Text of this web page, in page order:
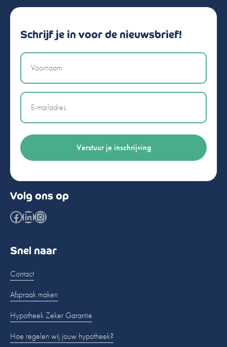
Schrijf je in voor de nieuwsbrief!
Naam
Email
Volg ons op
Facebook
LinkedIn
Instagram
Snel naar
Contact
Afspraak maken
Hypotheek Zeker Garantie
Hoe regelen wij jouw hypotheek?